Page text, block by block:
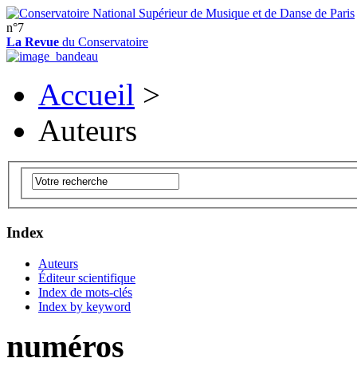
n°7
La Revue du Conservatoire
Accueil >
Auteurs
Index
Auteurs
Éditeur scientifique
Index de mots-clés
Index by keyword
numéros